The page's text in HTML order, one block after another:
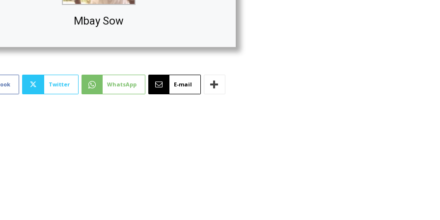
Mbay Sow
Twitter WhatsApp E-mail